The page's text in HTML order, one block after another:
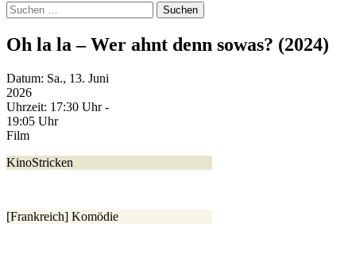
Suchen
nach:
Oh la la – Wer ahnt denn sowas? (2024)
Datum: Sa., 13. Juni
2026
Uhrzeit: 17:30 Uhr -
19:05 Uhr
Film
KinoStricken
[Frankreich] Komödie